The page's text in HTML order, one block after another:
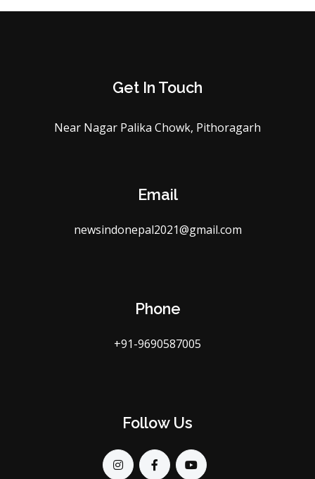
Get In Touch
Near Nagar Palika Chowk, Pithoragarh
Email
newsindonepal2021@gmail.com
Phone
+91-9690587005
Follow Us